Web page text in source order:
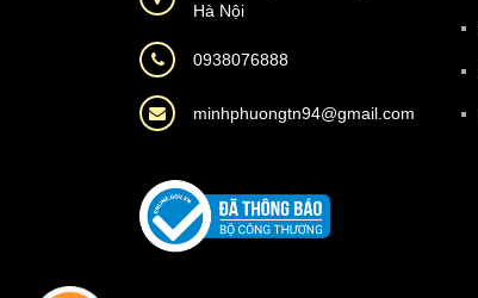
Hà Nội
0938076888
minhphuongtn94@gmail.com